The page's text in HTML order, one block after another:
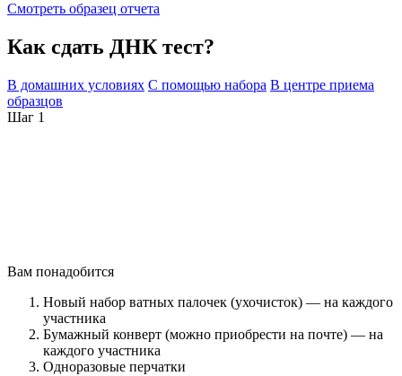
Смотреть образец отчета
Как сдать ДНК тест?
В домашних условиях С помощью набора В центре приема
образцов
Шаг 1
Вам понадобится
Новый набор ватных палочек (ухочисток) — на каждого
участника
Бумажный конверт (можно приобрести на почте) — на
каждого участника
Одноразовые перчатки